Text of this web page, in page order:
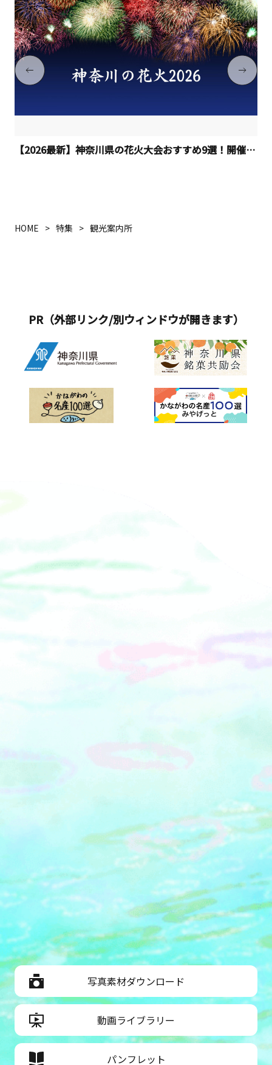
【2026最新】神奈川県の花火大会おすすめ9選！開催日程
HOME 特集 観光案内所
PR（外部リンク/別ウィンドウが開きます）
写真素材ダウンロード
動画ライブラリー
パンフレット